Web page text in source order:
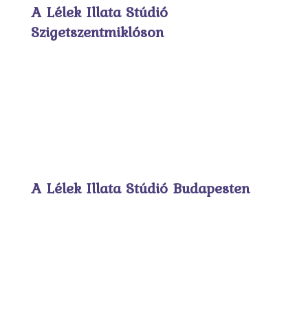
A Lélek Illata Stúdió
Szigetszentmiklóson
A Lélek Illata Stúdió Budapesten